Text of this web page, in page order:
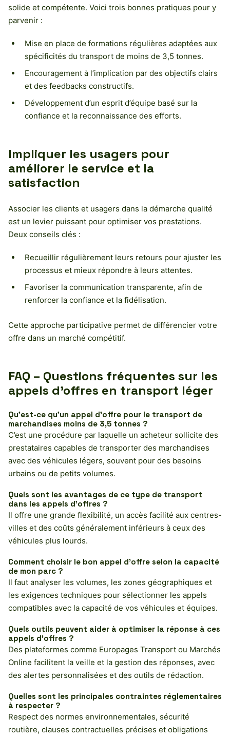
solide et compétente. Voici trois bonnes pratiques pour y
parvenir :
Mise en place de formations régulières adaptées aux
spécificités du transport de moins de 3,5 tonnes.
Encouragement à l’implication par des objectifs clairs
et des feedbacks constructifs.
Développement d’un esprit d’équipe basé sur la
confiance et la reconnaissance des efforts.
Impliquer les usagers pour
améliorer le service et la
satisfaction
Associer les clients et usagers dans la démarche qualité
est un levier puissant pour optimiser vos prestations.
Deux conseils clés :
Recueillir régulièrement leurs retours pour ajuster les
processus et mieux répondre à leurs attentes.
Favoriser la communication transparente, afin de
renforcer la confiance et la fidélisation.
Cette approche participative permet de différencier votre
offre dans un marché compétitif.
FAQ – Questions fréquentes sur les
appels d’offres en transport léger
Qu’est-ce qu’un appel d’offre pour le transport de
marchandises moins de 3,5 tonnes ?
C’est une procédure par laquelle un acheteur sollicite des
prestataires capables de transporter des marchandises
avec des véhicules légers, souvent pour des besoins
urbains ou de petits volumes.
Quels sont les avantages de ce type de transport
dans les appels d’offres ?
Il offre une grande flexibilité, un accès facilité aux centres-
villes et des coûts généralement inférieurs à ceux des
véhicules plus lourds.
Comment choisir le bon appel d’offre selon la capacité
de mon parc ?
Il faut analyser les volumes, les zones géographiques et
les exigences techniques pour sélectionner les appels
compatibles avec la capacité de vos véhicules et équipes.
Quels outils peuvent aider à optimiser la réponse à ces
appels d’offres ?
Des plateformes comme Europages Transport ou Marchés
Online facilitent la veille et la gestion des réponses, avec
des alertes personnalisées et des outils de rédaction.
Quelles sont les principales contraintes réglementaires
à respecter ?
Respect des normes environnementales, sécurité
routière, clauses contractuelles précises et obligations